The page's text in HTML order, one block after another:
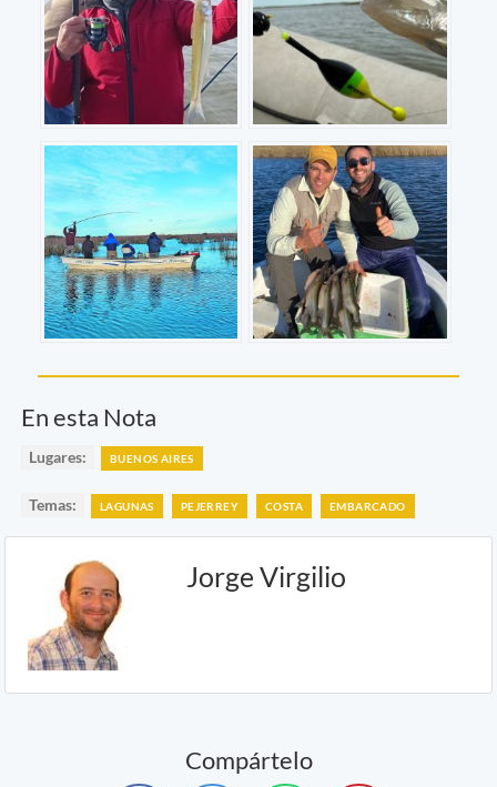
En esta Nota
Lugares: BUENOS AIRES
Temas: LAGUNAS PEJERREY COSTA EMBARCADO
Jorge Virgilio
Compártelo